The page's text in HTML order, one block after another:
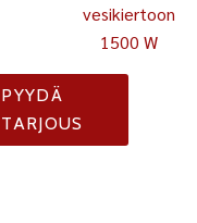
vesikiertoon
1500 W
PYYDÄ
TARJOUS